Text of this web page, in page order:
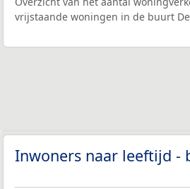
vrijstaande woningen in de buurt
Inwoners naar leeftijd -